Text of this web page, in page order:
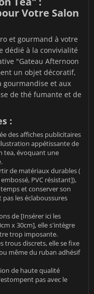
Votre Salon
et gourmand à votre
dédié à la convivialité
"Gateau Afternoon
un objet décoratif,
gourmandise et aux
de thé fumante et de
:
des affiches publicitaires
appétissante de
tea, évoquant une
de matériaux durables (
PVC résistant]),
et conserver son
les éclaboussures
de [Insérer ici les
x 30cm], elle s'intègre
trop imposante.
trous discrets, elle se fixe
même du ruban adhésif
de haute qualité
pas avec le